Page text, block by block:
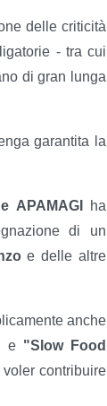
delle criticità
- tra cui
di gran lunga
garantita la
APAMAGI
ha
di un
e delle altre
anche
e "Slow Food
contribuire